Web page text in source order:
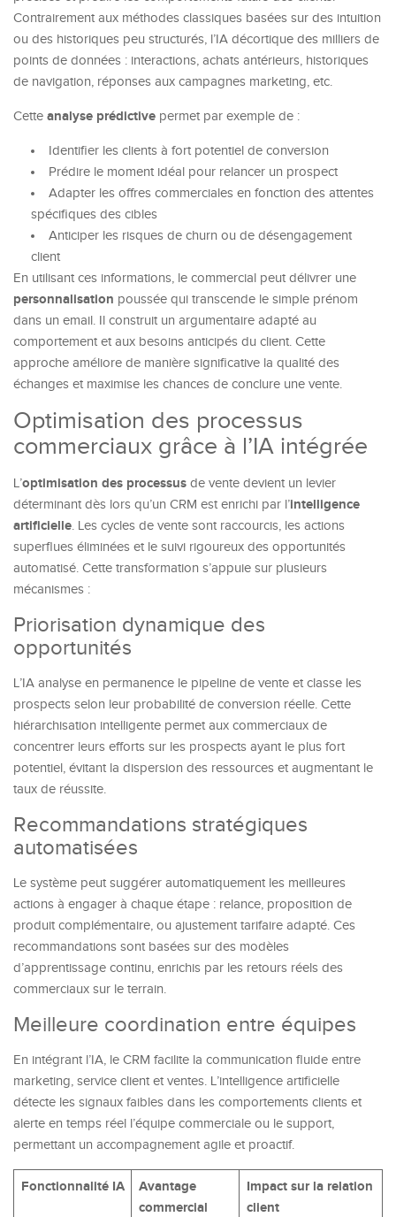
Contrairement aux méthodes classiques basées sur des intuition
ou des historiques peu structurés, l’IA décortique des milliers de
points de données : interactions, achats antérieurs, historiques
de navigation, réponses aux campagnes marketing, etc.
Cette analyse prédictive permet par exemple de :
Identifier les clients à fort potentiel de conversion
Prédire le moment idéal pour relancer un prospect
Adapter les offres commerciales en fonction des attentes
spécifiques des cibles
Anticiper les risques de churn ou de désengagement
client
En utilisant ces informations, le commercial peut délivrer une
personnalisation poussée qui transcende le simple prénom
dans un email. Il construit un argumentaire adapté au
comportement et aux besoins anticipés du client. Cette
approche améliore de manière significative la qualité des
échanges et maximise les chances de conclure une vente.
Optimisation des processus
commerciaux grâce à l’IA intégrée
L’optimisation des processus de vente devient un levier
déterminant dès lors qu’un CRM est enrichi par l’intelligence
artificielle. Les cycles de vente sont raccourcis, les actions
superflues éliminées et le suivi rigoureux des opportunités
automatisé. Cette transformation s’appuie sur plusieurs
mécanismes :
Priorisation dynamique des
opportunités
L’IA analyse en permanence le pipeline de vente et classe les
prospects selon leur probabilité de conversion réelle. Cette
hiérarchisation intelligente permet aux commerciaux de
concentrer leurs efforts sur les prospects ayant le plus fort
potentiel, évitant la dispersion des ressources et augmentant le
taux de réussite.
Recommandations stratégiques
automatisées
Le système peut suggérer automatiquement les meilleures
actions à engager à chaque étape : relance, proposition de
produit complémentaire, ou ajustement tarifaire adapté. Ces
recommandations sont basées sur des modèles
d’apprentissage continu, enrichis par les retours réels des
commerciaux sur le terrain.
Meilleure coordination entre équipes
En intégrant l’IA, le CRM facilite la communication fluide entre
marketing, service client et ventes. L’intelligence artificielle
détecte les signaux faibles dans les comportements clients et
alerte en temps réel l’équipe commerciale ou le support,
permettant un accompagnement agile et proactif.
Fonctionnalité IA
Avantage
commercial
Impact sur la relation
client